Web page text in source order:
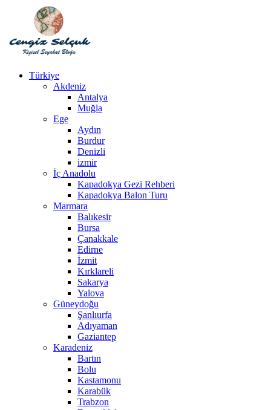
Türkiye
Akdeniz
Antalya
Muğla
Ege
Aydın
Burdur
Denizli
izmir
İç Anadolu
Kapadokya Gezi Rehberi
Kapadokya Balon Turu
Marmara
Balıkesir
Bursa
Çanakkale
Edirne
İzmit
Kırklareli
Sakarya
Yalova
Güneydoğu
Şanlıurfa
Adıyaman
Gaziantep
Karadeniz
Bartın
Bolu
Kastamonu
Karabük
Trabzon